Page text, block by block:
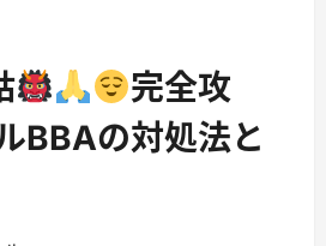
完全攻
BBAの対処法と